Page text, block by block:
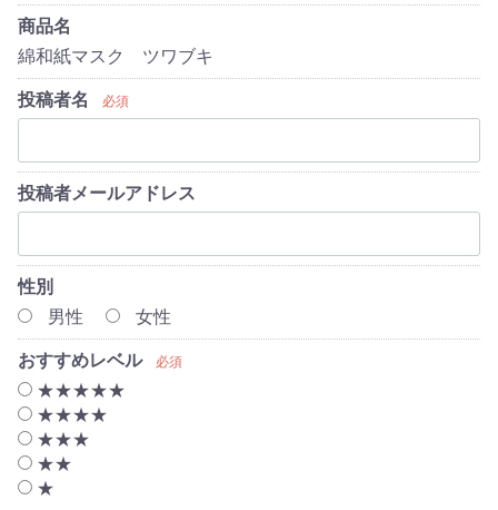
商品名
綿和紙マスク ツワブキ
投稿者名 必須
投稿者メールアドレス
性別
男性
女性
おすすめレベル 必須
★★★★★
★★★★
★★★
★★
★